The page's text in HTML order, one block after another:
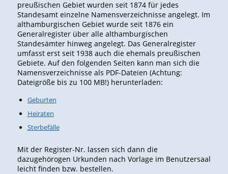
preußischen Gebiet wurden seit 1874 für jedes
Standesamt einzelne Namensverzeichnisse angelegt. Im
althamburgischen Gebiet wurde seit 1876 ein
Generalregister über alle althamburgischen
Standesämter hinweg angelegt. Das Generalregister
umfasst erst seit 1938 auch die ehemals preußischen
Gebiete. Auf den folgenden Seiten kann man sich die
Namensverzeichnisse als PDF-Dateien (Achtung:
Dateigröße bis zu 100 MB!) herunterladen:
Geburten
Heiraten
Sterbefälle
Mit der Register-Nr. lassen sich dann die
dazugehörogen Urkunden nach Vorlage im Benutzersaal
leicht finden bzw. bestellen.